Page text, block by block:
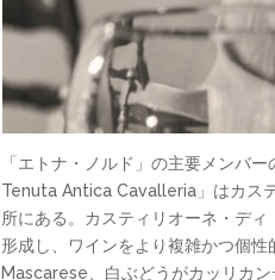
「エトナ・ノルド」の主要メンバ
Tenuta Antica Cavalleria」はカス
所にある。カスティリオーネ・デ
形成し、ワインをより複雑かつ個
Mascarese、白ぶどうがカッリカ